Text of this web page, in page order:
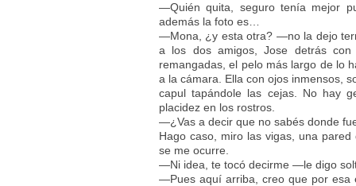
—Quién quita, seguro tenía mejor
además la foto es…
—Mona, ¿y esta otra? —no la dejo
a los dos amigos, Jose detrás
remangadas, el pelo más largo de lo
a la cámara. Ella con ojos inmensos,
capul tapándole las cejas. No hay
placidez en los rostros.
—¿Vas a decir que no sabés donde
Hago caso, miro las vigas, una
se me ocurre.
—Ni idea, te tocó decirme —le digo
—Pues aquí arriba, creo que por esa